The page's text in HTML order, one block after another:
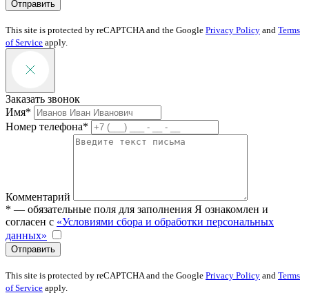
Отправить
This site is protected by reCAPTCHA and the Google Privacy Policy and Terms
of Service apply.
Заказать звонок
Имя*
Номер телефона*
Комментарий
* — обязательные поля для заполнения Я ознакомлен и
согласен с «Условиями сбора и обработки персональных
данных»
Отправить
This site is protected by reCAPTCHA and the Google Privacy Policy and Terms
of Service apply.